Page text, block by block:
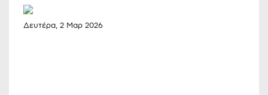
Δευτέρα, 2 Μαρ 2026